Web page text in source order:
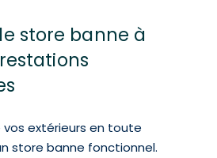
store banne à
vos extérieurs en toute
store banne fonctionnel.